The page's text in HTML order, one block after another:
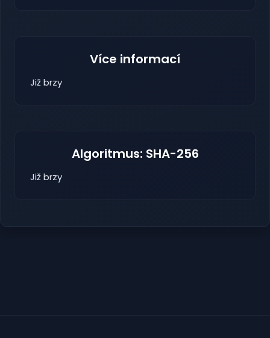
Více informací
Již brzy
Algoritmus: SHA-256
Již brzy